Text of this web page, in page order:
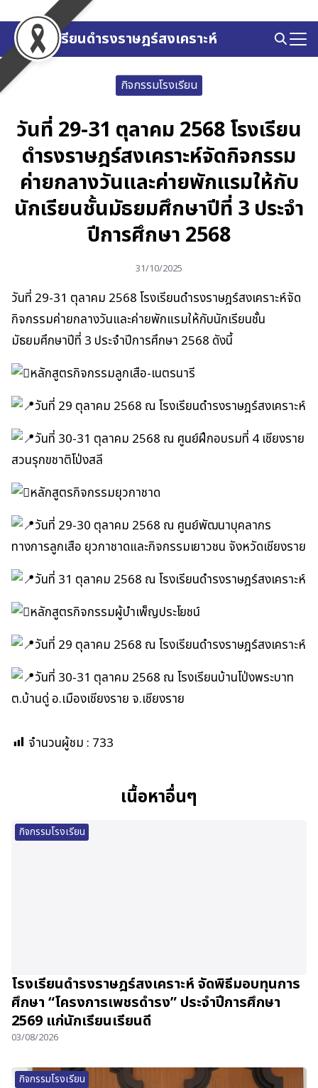
to
contentโรงเรียนดำรงราษฎร์สงเคราะห์
Search
for:
กิจกรรมโรงเรียน
วันที่ 29-31 ตุลาคม 2568 โรงเรียน
ดำรงราษฎร์สงเคราะห์จัดกิจกรรม
ค่ายกลางวันและค่ายพักแรมให้กับ
นักเรียนชั้นมัธยมศึกษาปีที่ 3 ประจำ
ปีการศึกษา 2568
31/10/2025
วันที่ 29-31 ตุลาคม 2568 โรงเรียนดำรงราษฎร์สงเคราะห์จัด
กิจกรรมค่ายกลางวันและค่ายพักแรมให้กับนักเรียนชั้น
มัธยมศึกษาปีที่ 3 ประจำปีการศึกษา 2568 ดังนี้
หลักสูตรกิจกรรมลูกเสือ-เนตรนารี
วันที่ 29 ตุลาคม 2568 ณ โรงเรียนดำรงราษฎร์สงเคราะห์
วันที่ 30-31 ตุลาคม 2568 ณ ศูนย์ฝึกอบรมที่ 4 เชียงราย
สวนรุกขชาติโป่งสลี
หลักสูตรกิจกรรมยุวกาชาด
วันที่ 29-30 ตุลาคม 2568 ณ ศูนย์พัฒนาบุคลากร
ทางการลูกเสือ ยุวกาชาดและกิจกรรมเยาวชน จังหวัดเชียงราย
วันที่ 31 ตุลาคม 2568 ณ โรงเรียนดำรงราษฎร์สงเคราะห์
หลักสูตรกิจกรรมผู้บำเพ็ญประโยชน์
วันที่ 29 ตุลาคม 2568 ณ โรงเรียนดำรงราษฎร์สงเคราะห์
วันที่ 30-31 ตุลาคม 2568 ณ โรงเรียนบ้านโป่งพระบาท
ต.บ้านดู่ อ.เมืองเชียงราย จ.เชียงราย
จำนวนผู้ชม : 733
เนื้อหาอื่นๆ
กิจกรรมโรงเรียน
โรงเรียนดำรงราษฎร์สงเคราะห์ จัดพิธีมอบทุนการ
ศึกษา “โครงการเพชรดำรง” ประจำปีการศึกษา
2569 แก่นักเรียนเรียนดี
03/08/2026
กิจกรรมโรงเรียน